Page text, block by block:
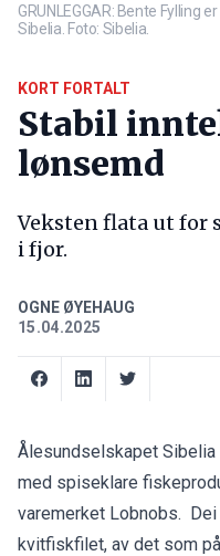
GRUNLEGGAR: Bente Fylling
Sibelia. Foto: Sibelia.
KORT FORTALT
Stabil
lønsemd
Veksten flata ut for
i fjor.
OGNE ØYEHAUG
15.04.2025
Ålesundselskapet
med spiseklare
varemerket Lobnobs. Dei
kvitfiskfilet, av det som